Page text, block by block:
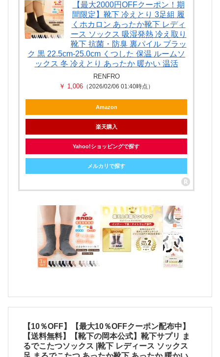
【最大2000円OFFクーポン！期
間限定】靴下 冷えとり 3足組 履
くホカロン あったか靴下 レディ
ース ソックス 吸湿発熱 冷え取り
靴下 抗菌・防臭 裏パイル ブラッ
ク 黒 22.5cm-25.0cm くつした 保温 ルームソ
ックス 冬 冷えとり あったか 暖かい 温活
RENFRO
￥ 1,006 （2026/02/06 01:40時点）
Amazon
楽天購入
Yahoo!ショッピングで探す
メルカリで探す
【10％OFF】【最大10％OFFクーポン配布中】
【送料無料】【靴下の岡本公式】靴下サプリ ま
るでこたつソックス |靴下 レディース ソックス